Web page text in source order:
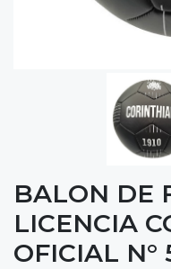
BALON DE
LICENCIA
OFICIAL N°